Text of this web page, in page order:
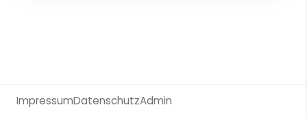
ImpressumDatenschutzAdmin